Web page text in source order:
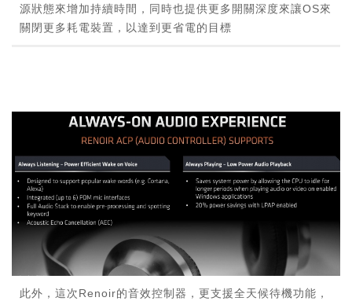
源狀態來增加持續時間，同時也提供更多開關深度來讓OS來
關閉更多耗電裝置，以達到更省電的目標
此外，這次Renoir的音效控制器，更支援全天候待機功能，